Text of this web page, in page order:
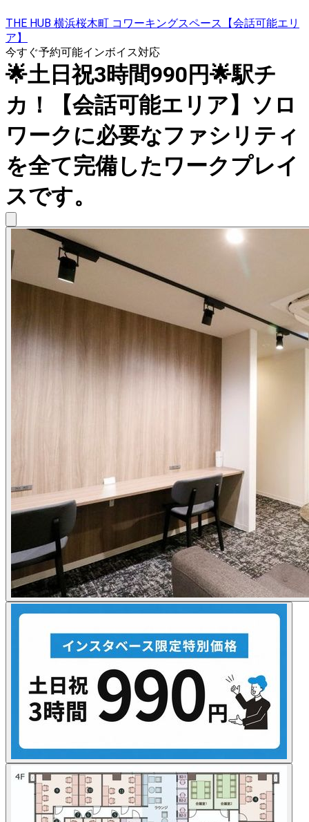
THE HUB 横浜桜木町 コワーキングスペース【会話可能エリ
ア】
今すぐ予約可能インボイス対応
🌟土日祝3時間990円🌟駅チ
カ！【会話可能エリア】ソロ
ワークに必要なファシリティ
を全て完備したワークプレイ
スです。